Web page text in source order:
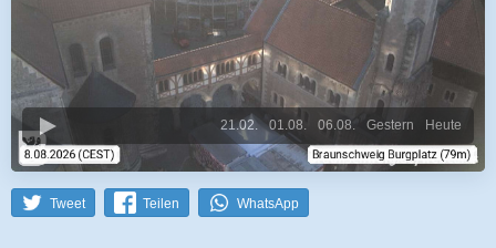
Heute
Gestern
06.08.
01.08.
21.02.
Tweet Teilen WhatsApp